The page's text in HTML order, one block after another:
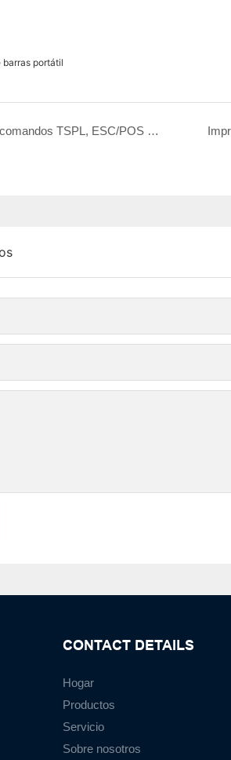
barras portátil
Integración perfecta con comandos TSPL, ESC/POS y CPCL
CONTACT DETAILS
Hogar
Productos
Servicio
Sobre nosotros